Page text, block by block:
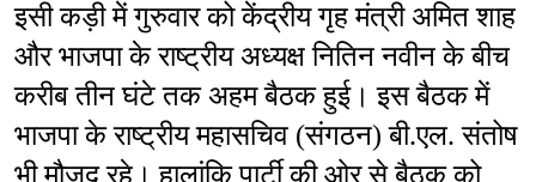
इसी कड़ी में गुरुवार को केंद्रीय गृह मंत्री अमित शाह
और भाजपा के राष्ट्रीय अध्यक्ष नितिन नवीन के बीच
करीब तीन घंटे तक अहम बैठक हुई। इस बैठक में
भाजपा के राष्ट्रीय महासचिव (संगठन) बी.एल. संतोष
भी मौजूद रहे। हालांकि पार्टी की ओर से बैठक को